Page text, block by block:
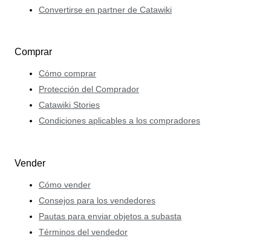
Convertirse en partner de Catawiki
Comprar
Cómo comprar
Protección del Comprador
Catawiki Stories
Condiciones aplicables a los compradores
Vender
Cómo vender
Consejos para los vendedores
Pautas para enviar objetos a subasta
Términos del vendedor